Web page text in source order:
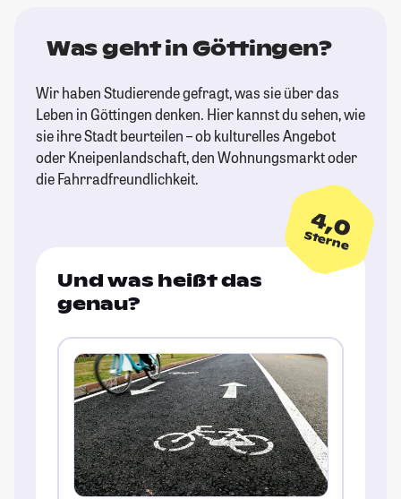
Was geht in Göttingen?
Wir haben Studierende gefragt, was sie über das
Leben in Göttingen denken. Hier kannst du sehen, wie
sie ihre Stadt beurteilen – ob kulturelles Angebot
oder Kneipenlandschaft, den Wohnungsmarkt oder
die Fahrradfreundlichkeit.
4,0
Sterne
Und was heißt das
genau?